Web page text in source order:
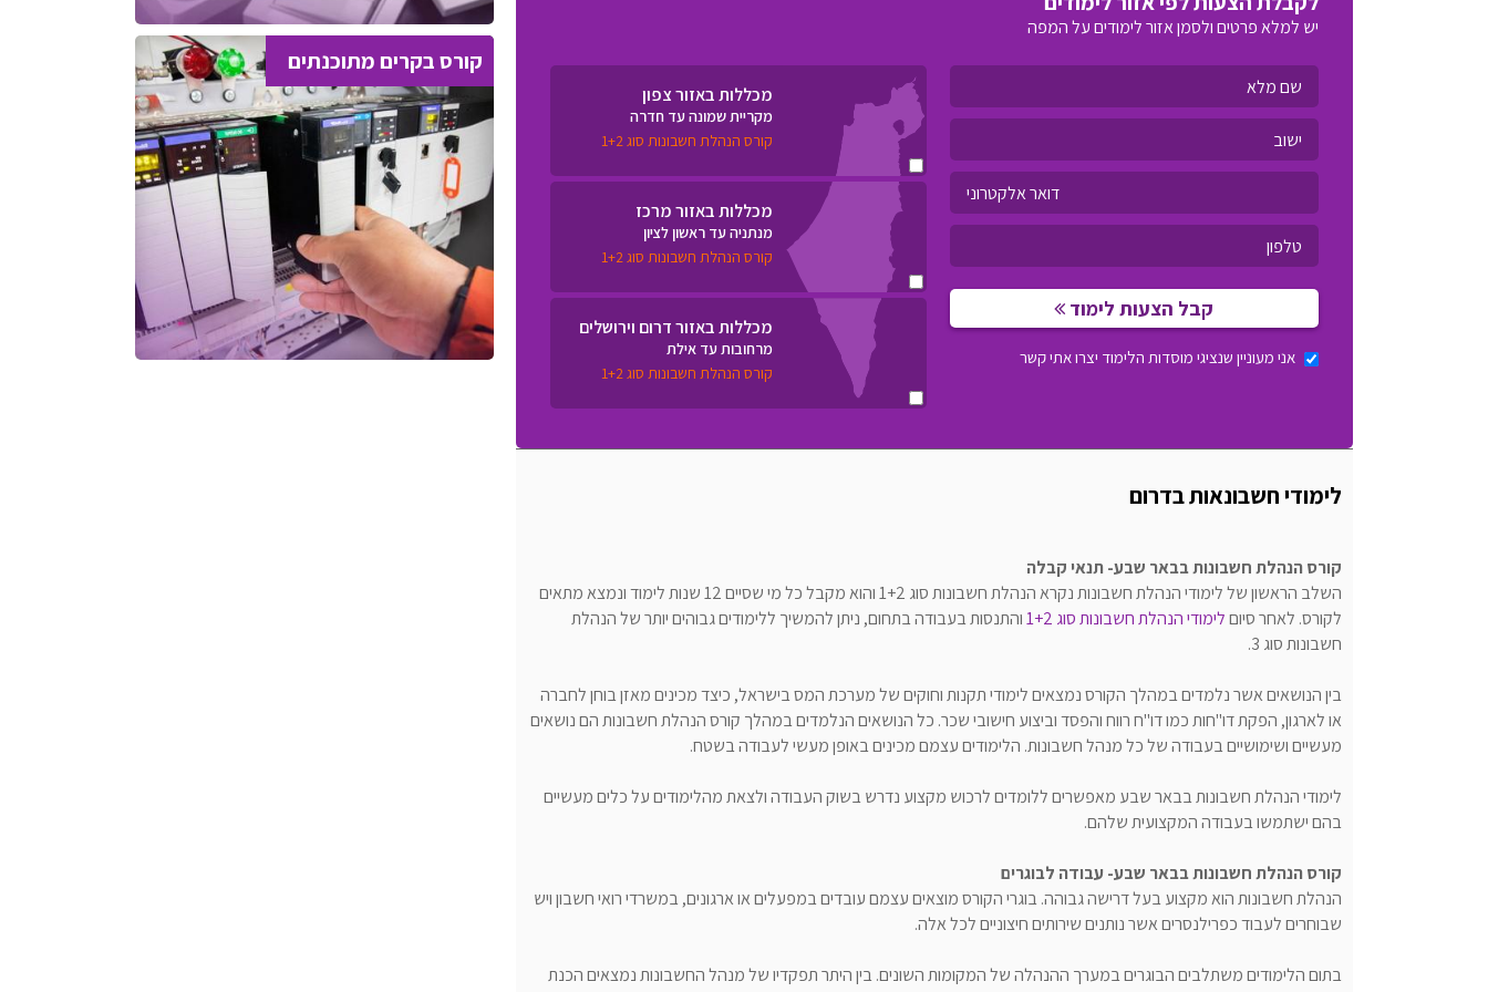
יש למלא פרטים ולסמן אזור לימודים על המפה
מכללות באזור צפון
מקריית שמונה עד חדרה
קורס הנהלת חשבונות סוג 1+2
מכללות באזור מרכז
מנתניה עד ראשון לציון
קורס הנהלת חשבונות סוג 1+2
מכללות באזור דרום וירושלים
מרחובות עד אילת
קורס הנהלת חשבונות סוג 1+2
קבל הצעות לימוד
אני מעוניין שנציגי מוסדות הלימוד יצרו אתי קשר
לימודי חשבונאות בדרום
קורס הנהלת חשבונות בבאר שבע- תנאי קבלה
השלב הראשון של לימודי הנהלת חשבונות נקרא הנהלת חשבונות סוג 1+2 והוא מקבל כל מי שסיים 12 שנות לימוד ונמצא מתאים
לקורס. לאחר סיוםלימודי הנהלת חשבונות סוג 1+2
והתנסות בעבודה בתחום, ניתן להמשיך ללימודים גבוהים יותר של הנהלת
חשבונות סוג 3.
בין הנושאים אשר נלמדים במהלך הקורס נמצאים לימודי תקנות וחוקים של מערכת המס בישראל, כיצד מכינים מאזן בוחן לחברה
או לארגון, הפקת דו"חות כמו דו"ח רווח והפסד וביצוע חישובי שכר. כל הנושאים הנלמדים במהלך קורס הנהלת חשבונות הם נושאים
מעשיים ושימושיים בעבודה של כל מנהל חשבונות. הלימודים עצמם מכינים באופן מעשי לעבודה בשטח.
לימודי הנהלת חשבונות בבאר שבע מאפשרים ללומדים לרכוש מקצוע נדרש בשוק העבודה ולצאת מהלימודים על כלים מעשיים
בהם ישתמשו בעבודה המקצועית שלהם.
קורס הנהלת חשבונות בבאר שבע- עבודה לבוגרים
הנהלת חשבונות הוא מקצוע בעל דרישה גבוהה. בוגרי הקורס מוצאים עצמם עובדים במפעלים או ארגונים, במשרדי רואי חשבון ויש
שבוחרים לעבוד כפרילנסרים אשר נותנים שירותים חיצוניים לכל אלה.
בתום הלימודים משתלבים הבוגרים במערך ההנהלה של המקומות השונים. בין היתר תפקדיו של מנהל החשבונות נמצאים הכנת
קורס בקרים מתוכנתים